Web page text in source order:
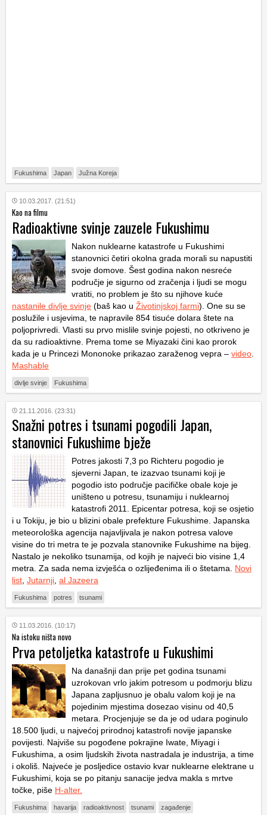
Fukushima Japan Južna Koreja
10.03.2017. (21:51)
Kao na filmu
Radioaktivne svinje zauzele Fukushimu
Nakon nuklearne katastrofe u Fukushimi
stanovnici četiri okolna grada morali su napustiti
svoje domove. Šest godina nakon nesreće
područje je sigurno od zračenja i ljudi se mogu
vratiti, no problem je što su njihove kuće
nastanile divlje svinje (baš kao u Životinjskoj farmi). One su se
poslužile i usjevima, te napravile 854 tisuće dolara štete na
poljoprivredi. Vlasti su prvo mislile svinje pojesti, no otkriveno je
da su radioaktivne. Prema tome se Miyazaki čini kao prorok
kada je u Princezi Mononoke prikazao zaraženog vepra – video.
Mashable
divlje svinje Fukushima
21.11.2016. (23:31)
Snažni potres i tsunami pogodili Japan,
stanovnici Fukushime bježe
Potres jakosti 7,3 po Richteru pogodio je
sjeverni Japan, te izazvao tsunami koji je
pogodio isto područje pacifičke obale koje je
uništeno u potresu, tsunamiju i nuklearnoj
katastrofi 2011. Epicentar potresa, koji se osjetio
i u Tokiju, je bio u blizini obale prefekture Fukushime. Japanska
meteorološka agencija najavljivala je nakon potresa valove
visine do tri metra te je pozvala stanovnike Fukushime na bijeg.
Nastalo je nekoliko tsunamija, od kojih je najveći bio visine 1,4
metra. Za sada nema izvješća o ozlijeđenima ili o štetama. Novi
list, Jutarnji, al Jazeera
Fukushima potres tsunami
11.03.2016. (10:17)
Na istoku ništa novo
Prva petoljetka katastrofe u Fukushimi
Na današnji dan prije pet godina tsunami
uzrokovan vrlo jakim potresom u podmorju blizu
Japana zapljusnuo je obalu valom koji je na
pojedinim mjestima dosezao visinu od 40,5
metara. Procjenjuje se da je od udara poginulo
18.500 ljudi, u najvećoj prirodnoj katastrofi novije japanske
povijesti. Najviše su pogođene pokrajine Iwate, Miyagi i
Fukushima, a osim ljudskih života nastradala je industrija, a time
i okoliš. Najveće je posljedice ostavio kvar nuklearne elektrane u
Fukushimi, koja se po pitanju sanacije jedva makla s mrtve
točke, piše H-alter.
Fukushima havarija radioaktivnost tsunami zagađenje